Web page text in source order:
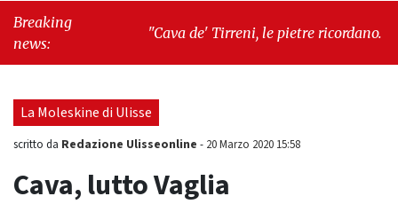
Breaking
news:
"Cava de' Tirreni, le pietre ricordano. Gli
La Moleskine di Ulisse
scritto da Redazione Ulisseonline - 20 Marzo 2020 15:58
Cava, lutto Vaglia